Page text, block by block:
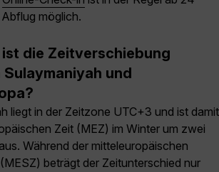
möglich.
die Zeitverschiebung
und
liegt in der Zeitzone UTC+3 und ist damit
Zeit (MEZ) im Winter um zwei
Während der mitteleuropäischen
beträgt der Zeitunterschied nur